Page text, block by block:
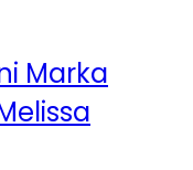
Marka